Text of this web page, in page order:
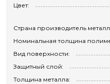
Цвет:
Страна производитель
Номинальная толщина
Вид поверхности:
Защитный слой:
Толщина металла: